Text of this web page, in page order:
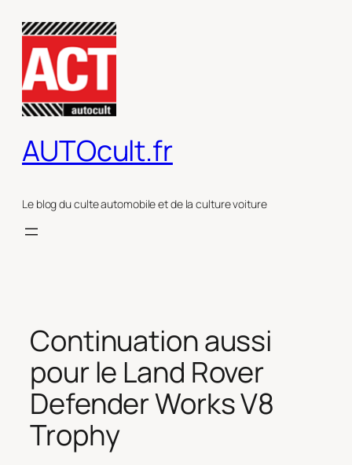
contenu
AUTOcult.fr
Le blog du culte automobile et de la culture voiture
Continuation aussi
pour le Land Rover
Defender Works V8
Trophy